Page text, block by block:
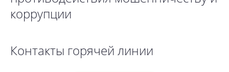
коррупции
Контакты горячей линии